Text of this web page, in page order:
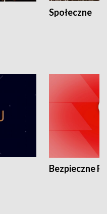
Społeczne
Bezpieczne